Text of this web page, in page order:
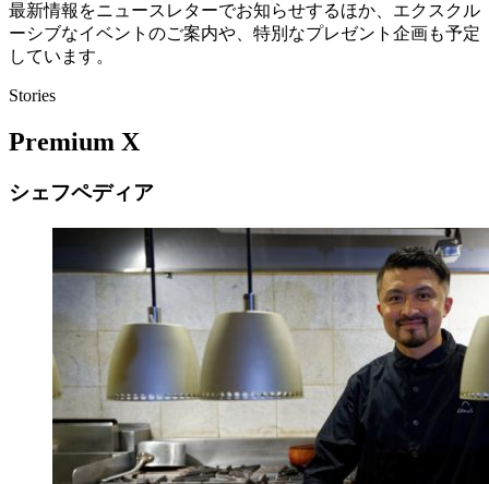
最新情報をニュースレターでお知らせするほか、エクスクル
ーシブなイベントのご案内や、特別なプレゼント企画も予定
しています。
Stories
Premium X
シェフペディア